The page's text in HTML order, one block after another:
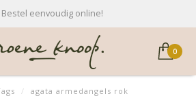
Bestel eenvoudig online!
0
/ agata armedangels rok